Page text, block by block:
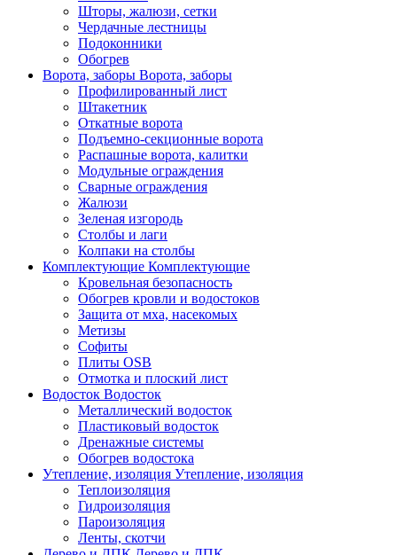
Шторы, жалюзи, сетки
Чердачные лестницы
Подоконники
Обогрев
Ворота, заборы Ворота, заборы
Профилированный лист
Штакетник
Откатные ворота
Подъемно-секционные ворота
Распашные ворота, калитки
Модульные ограждения
Сварные ограждения
Жалюзи
Зеленая изгородь
Столбы и лаги
Колпаки на столбы
Комплектующие Комплектующие
Кровельная безопасность
Обогрев кровли и водостоков
Защита от мха, насекомых
Метизы
Софиты
Плиты OSB
Отмотка и плоский лист
Водосток Водосток
Металлический водосток
Пластиковый водосток
Дренажные системы
Обогрев водостока
Утепление, изоляция Утепление, изоляция
Теплоизоляция
Гидроизоляция
Пароизоляция
Ленты, скотчи